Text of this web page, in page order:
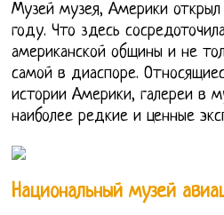
Музей музея, Америки
году. Что здесь
американской общины и не
самой в диаспоре.
истории Америки, галереи в
наиболее редкие и ценные
Национальный музей